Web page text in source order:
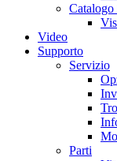
Video
Supporto
Servizio
Parti